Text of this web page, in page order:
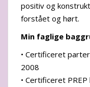
positiv og
forstået og hørt.
Min faglige
• Certificeret
2008
• Certificeret